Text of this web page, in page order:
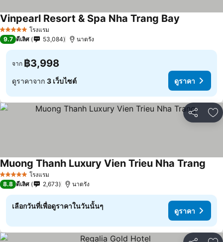
5 ดาว โรงแรม
Vinpearl Resort & Spa Nha Trang Bay
9.7 ดีเลิศ 53,084 นาตรัง
จาก ฿3,998
ดูราคาจาก 3 เว็บไซต์ ดูราคา
แชร์ เ
5 ดาว โรงแรม
Muong Thanh Luxury Vien Trieu Nha Trang
8.8 ดีเลิศ 2,673 นาตรัง
เลือกวันที่เพื่อดูราคาในวันนั้นๆ
ดูราคา